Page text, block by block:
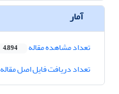
آمار
تعداد مشاهده مقاله 4,894
تعداد دریافت فایل اصل مقاله